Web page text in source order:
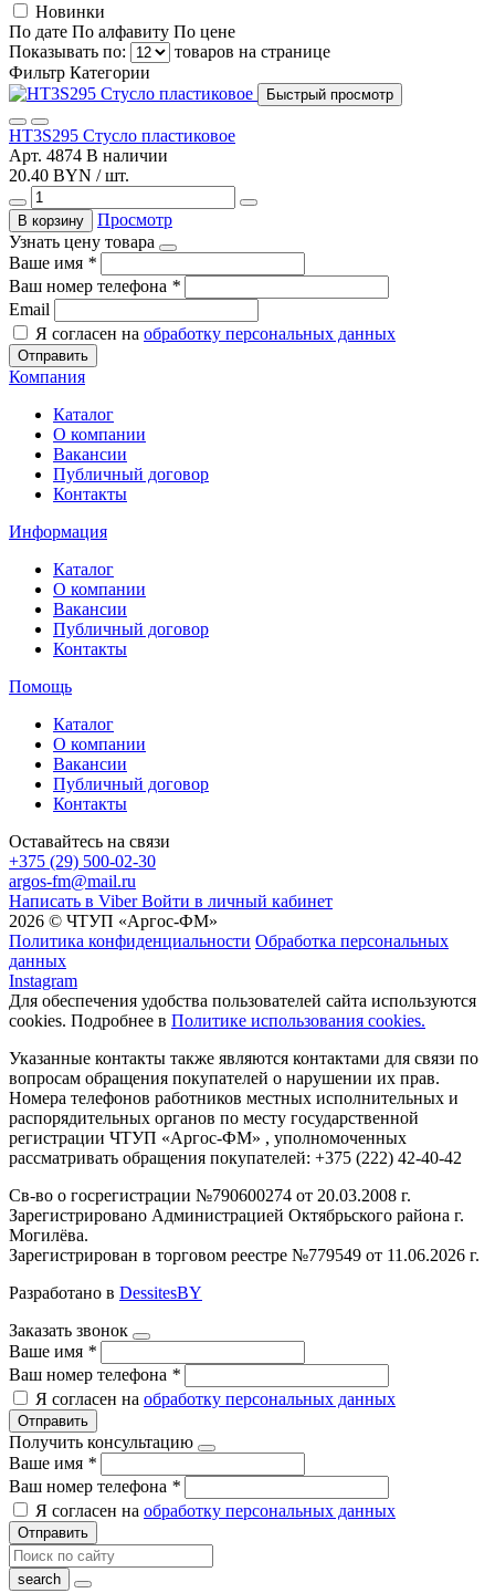
Новинки
По дате По алфавиту По цене
Показывать по:
товаров на странице
Фильтр Категории
Быстрый просмотр
HT3S295 Стусло пластиковое
Арт. 4874 В наличии
20.40 BYN / шт.
В корзину
Просмотр
Узнать цену товара
Ваше имя *
Ваш номер телефона *
Email
Я согласен на обработку персональных данных
Отправить
Компания
Каталог
О компании
Вакансии
Публичный договор
Контакты
Информация
Каталог
О компании
Вакансии
Публичный договор
Контакты
Помощь
Каталог
О компании
Вакансии
Публичный договор
Контакты
Оставайтесь на связи
+375 (29) 500-02-30
argos-fm@mail.ru
Написать в Viber Войти в личный кабинет
2026 © ЧТУП «Аргос-ФМ»
Политика конфиденциальности Обработка персональных
данных
Instagram
Для обеспечения удобства пользователей сайта используются
cookies. Подробнее в Политике использования cookies.
Указанные контакты также являются контактами для связи по
вопросам обращения покупателей о нарушении их прав.
Номера телефонов работников местных исполнительных и
распорядительных органов по месту государственной
регистрации ЧТУП «Аргос-ФМ» , уполномоченных
рассматривать обращения покупателей: +375 (222) 42-40-42
Св-во о госрегистрации №790600274 от 20.03.2008 г.
Зарегистрировано Администрацией Октябрьского района г.
Могилёва.
Зарегистрирован в торговом реестре №779549 от 11.06.2026 г.
Разработано в DessitesBY
Заказать звонок
Ваше имя *
Ваш номер телефона *
Я согласен на обработку персональных данных
Отправить
Получить консультацию
Ваше имя *
Ваш номер телефона *
Я согласен на обработку персональных данных
Отправить